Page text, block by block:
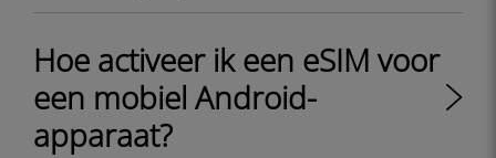
Hoe activeer ik een eSIM voor
een mobiel Android-
apparaat?